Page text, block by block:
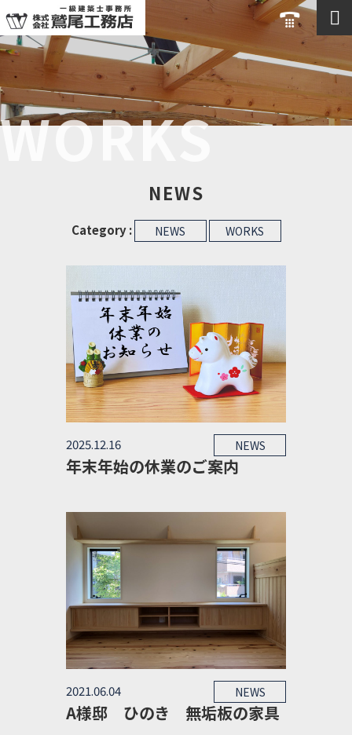
WORKS
NEWS
Category : NEWS WORKS
2025.12.16 NEWS
年末年始の休業のご案内
2021.06.04 NEWS
A様邸 ひのき 無垢板の家具